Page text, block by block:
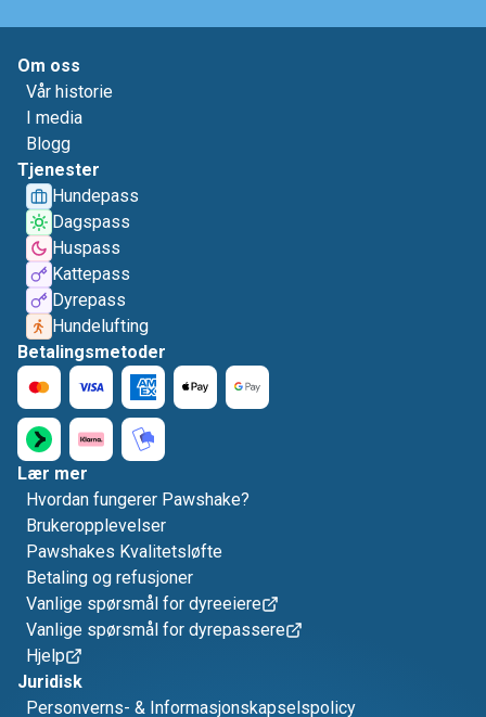
Om oss
Vår historie
I media
Blogg
Tjenester
Hundepass
Dagspass
Huspass
Kattepass
Dyrepass
Hundelufting
Betalingsmetoder
Lær mer
Hvordan fungerer Pawshake?
Brukeropplevelser
Pawshakes Kvalitetsløfte
Betaling og refusjoner
Vanlige spørsmål for dyreeiere
Vanlige spørsmål for dyrepassere
Hjelp
Juridisk
Personverns- & Informasjonskapselspolicy